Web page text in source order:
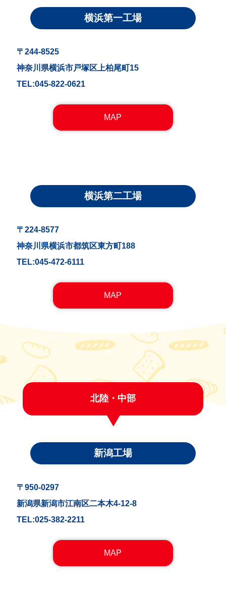
横浜第一工場
〒244-8525
神奈川県横浜市戸塚区上柏尾町15
TEL:045-822-0621
MAP
横浜第二工場
〒224-8577
神奈川県横浜市都筑区東方町188
TEL:045-472-6111
MAP
北陸・中部
新潟工場
〒950-0297
新潟県新潟市江南区二本木4-12-8
TEL:025-382-2211
MAP